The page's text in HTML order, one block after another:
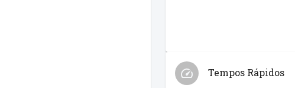
Tempos Rápidos